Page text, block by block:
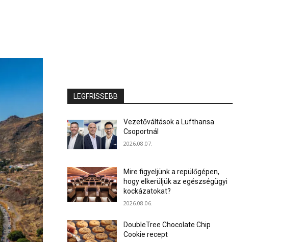
LEGFRISSEBB
Vezetőváltások a Lufthansa
Csoportnál
2026.08.07.
Mire figyeljünk a repülőgépen,
hogy elkerüljük az egészségügyi
kockázatokat?
2026.08.06.
DoubleTree Chocolate Chip
Cookie recept